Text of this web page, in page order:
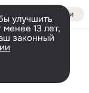
Войти
улучшить
13 лет,
законный